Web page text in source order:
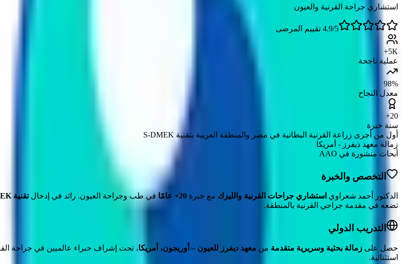
استشاري جراحة القرنية والعيون
4.9/5 تقييم المرضى
5K+
عملية ناجحة
98%
معدل النجاح
20+
سنة خبرة
أول من أجرى زراعة القرنية البطانية في مصر والمنطقة العربية بتقنية S-DMEK
زمالة معهد ديفرز - أمريكا
أبحاث منشورة في AAO
التخصص والخبرة
الدكتور أحمد شعراوي استشاري جراحات القرنية والليزك مع خبرة 20+ عامًا في طب وجراحة العيون. رائد في إدخال تقنية S-DMEK — زراعة القرنية البطانية بدون خيوط
تضعه في مقدمة جراحي القرنية بالمنطقة.
التدريب الدولي
حصل على زمالة بحثية وسريرية متقدمة من معهد ديفرز للعيون – أوريجون، أمريكا، تحت إشراف خبراء عالميين في جراحة
استثنائية.